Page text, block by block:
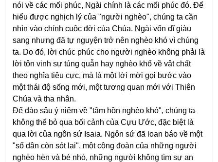
nói về các mối phúc, Ngài chính là các mối phúc đó. Để
hiểu được nghịch lý của "người nghèo", chúng ta cần
nhìn vào chính cuộc đời của Chúa. Ngài vốn dĩ giàu
sang nhưng đã tự nguyện trở nên nghèo khó vì chúng
ta. Do đó, lời chúc phúc cho người nghèo không phải là
lời tôn vinh sự túng quẫn hay nghèo khổ về vật chất
theo nghĩa tiêu cực, mà là một lời mời gọi bước vào
một thái độ sống mới, một tương quan mới với Thiên
Chúa và tha nhân.
Để đào sâu ý niệm về "tâm hồn nghèo khó", chúng ta
không thể bỏ qua bối cảnh của Cựu Ước, đặc biệt là
qua lời của ngôn sứ Isaia. Ngôn sứ đã loan báo về một
"số dân còn sót lại", một cộng đoàn của những người
nghèo hèn và bé nhỏ, những người không tìm sự an